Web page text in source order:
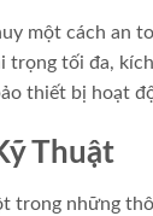
một cách an
trọng tối đa,
thiết bị hoạt
Thuật
trong những